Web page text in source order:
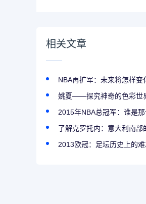
相关文章
NBA再扩军：未来将怎样变
姚夏——探究神奇的色彩世
2015年NBA总冠军：谁是那
了解克罗托内：意大利南部
2013欧冠：足坛历史上的难